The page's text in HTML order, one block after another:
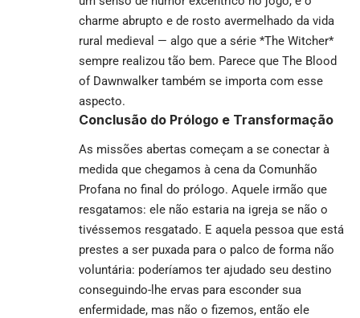
charme abrupto e de rosto avermelhado da vida
rural medieval — algo que a série *The Witcher*
sempre realizou tão bem. Parece que The Blood
of Dawnwalker também se importa com esse
aspecto.
Conclusão do Prólogo e Transformação
As missões abertas começam a se conectar à
medida que chegamos à cena da Comunhão
Profana no final do prólogo. Aquele irmão que
resgatamos: ele não estaria na igreja se não o
tivéssemos resgatado. E aquela pessoa que está
prestes a ser puxada para o palco de forma não
voluntária: poderíamos ter ajudado seu destino
conseguindo-lhe ervas para esconder sua
enfermidade, mas não o fizemos, então ele